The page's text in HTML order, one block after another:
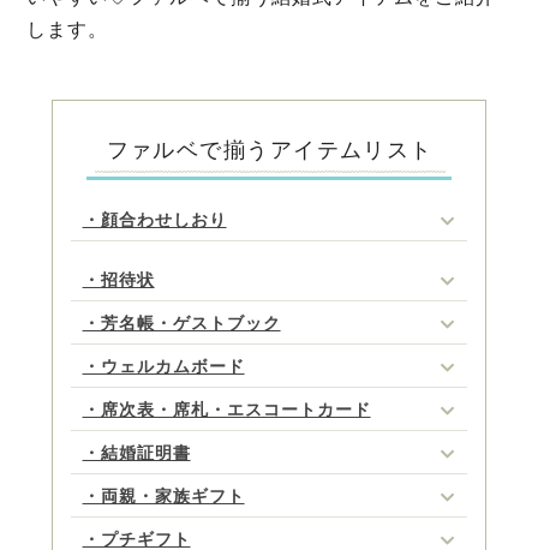
します。
ファルベで揃うアイテムリスト
・顔合わせしおり
・招待状
・芳名帳・ゲストブック
・ウェルカムボード
・席次表・席札・エスコートカード
・結婚証明書
・両親・家族ギフト
・プチギフト